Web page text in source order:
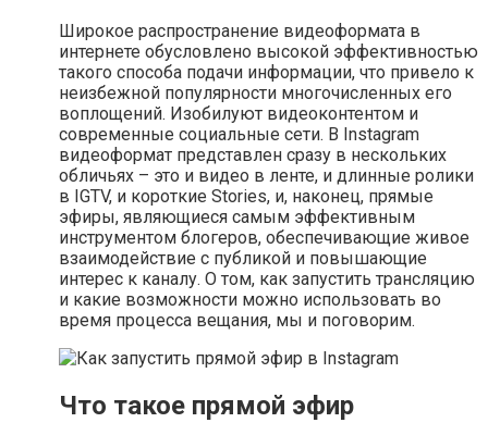
Широкое распространение видеоформата в
интернете обусловлено высокой эффективностью
такого способа подачи информации, что привело к
неизбежной популярности многочисленных его
воплощений. Изобилуют видеоконтентом и
современные социальные сети. В Instagram
видеоформат представлен сразу в нескольких
обличьях – это и видео в ленте, и длинные ролики
в IGTV, и короткие Stories, и, наконец, прямые
эфиры, являющиеся самым эффективным
инструментом блогеров, обеспечивающие живое
взаимодействие с публикой и повышающие
интерес к каналу. О том, как запустить трансляцию
и какие возможности можно использовать во
время процесса вещания, мы и поговорим.
Что такое прямой эфир